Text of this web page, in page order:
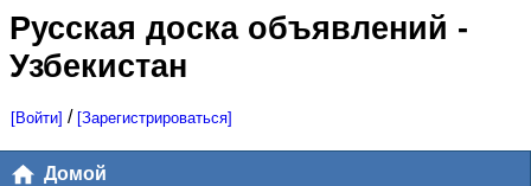
Русская доска объявлений -
Узбекистан
[Войти] / [Зарегистрироваться]
Домой